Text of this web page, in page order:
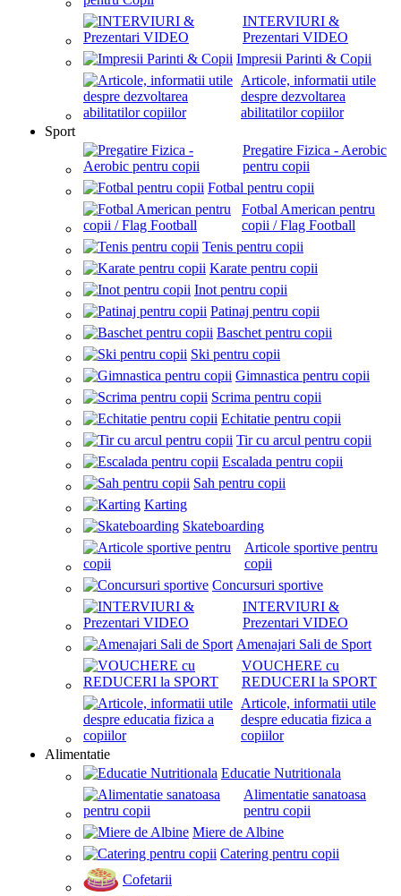
INTERVIURI &
Prezentari VIDEO
Impresii Parinti & Copii
Articole, informatii utile
despre dezvoltarea
abilitatilor copiilor
Sport
Pregatire Fizica - Aerobic
pentru copii
Fotbal pentru copii
Fotbal American pentru
copii / Flag Football
Tenis pentru copii
Karate pentru copii
Inot pentru copii
Patinaj pentru copii
Baschet pentru copii
Ski pentru copii
Gimnastica pentru copii
Scrima pentru copii
Echitatie pentru copii
Tir cu arcul pentru copii
Escalada pentru copii
Sah pentru copii
Karting
Skateboarding
Articole sportive pentru
copii
Concursuri sportive
INTERVIURI &
Prezentari VIDEO
Amenajari Sali de Sport
VOUCHERE cu
REDUCERI la SPORT
Articole, informatii utile
despre educatia fizica a
copiilor
Alimentatie
Educatie Nutritionala
Alimentatie sanatoasa
pentru copii
Miere de Albine
Catering pentru copii
Cofetarii